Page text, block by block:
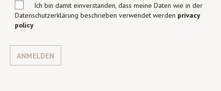
Ich bin damit einverstanden, dass meine Daten wie in der
Datenschutzerklärung beschrieben verwendet werden privacy
policy
ANMELDEN